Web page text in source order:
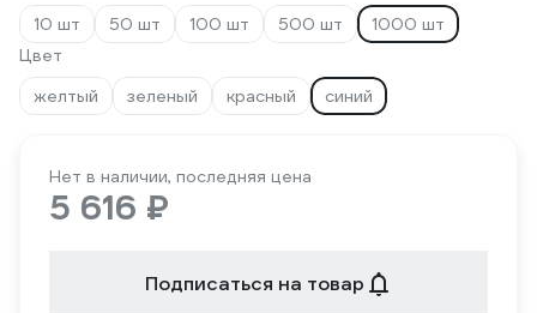
10 шт
50 шт 100 шт 500 шт
1000 шт
Цвет
желтый
зеленый красный синий
Нет в наличии, последняя цена
5 616 ₽
Подписаться на товар